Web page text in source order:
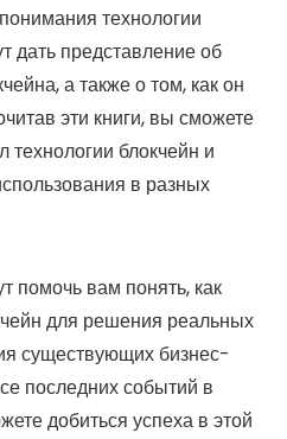
технологии
дать представление об
а также о том, как он
эти книги, вы сможете
технологии блокчейн и
в разных
помочь вам понять, как
для решения реальных
существующих бизнес-
последних событий в
добиться успеха в этой